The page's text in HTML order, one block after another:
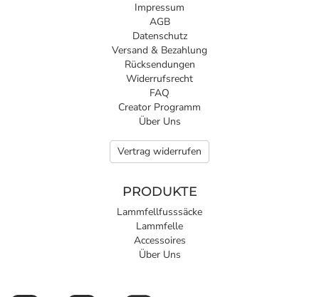
Impressum
AGB
Datenschutz
Versand & Bezahlung
Rücksendungen
Widerrufsrecht
FAQ
Creator Programm
Über Uns
Vertrag widerrufen
PRODUKTE
Lammfellfusssäcke
Lammfelle
Accessoires
Über Uns